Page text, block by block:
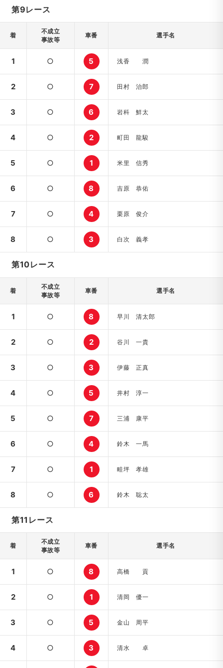
第9レース
着
不成立
事故等
車番 選手名
1 ○ 5 浅香 潤
2 ○ 7 田村 治郎
3 ○ 6 岩科 鮮太
4 ○ 2 町田 龍駿
5 ○ 1 米里 信秀
6 ○ 8 吉原 恭佑
7 ○ 4 栗原 俊介
8 ○ 3 白次 義孝
第10レース
着
不成立
事故等
車番 選手名
1 ○ 8 早川 清太郎
2 ○ 2 谷川 一貴
3 ○ 3 伊藤 正真
4 ○ 5 井村 淳一
5 ○ 7 三浦 康平
6 ○ 4 鈴木 一馬
7 ○ 1 畦坪 孝雄
8 ○ 6 鈴木 聡太
第11レース
着
不成立
事故等
車番 選手名
1 ○ 8 高橋 貢
2 ○ 1 清岡 優一
3 ○ 5 金山 周平
4 ○ 3 清水 卓